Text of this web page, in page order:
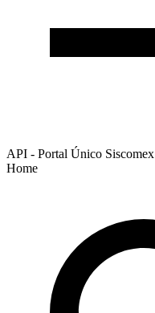
API - Portal Único Siscomex
Home